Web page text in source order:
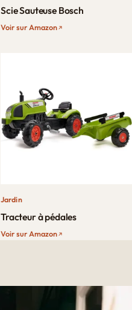
Scie Sauteuse Bosch
Voir sur Amazon
Jardin
Tracteur à pédales
Voir sur Amazon